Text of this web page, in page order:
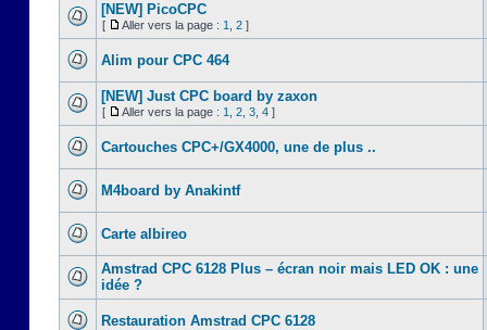
[NEW] PicoCPC
[ Aller vers la page : 1 2 ]
Alim pour CPC 464
[NEW] Just CPC board by zaxon
[ Aller vers la page : 1 2 3 4 ]
Cartouches CPC+/GX4000, une de plus ..
M4board by Anakintf
Carte albireo
Amstrad CPC 6128 Plus – écran noir mais LED OK : une
idée ?
Restauration Amstrad CPC 6128